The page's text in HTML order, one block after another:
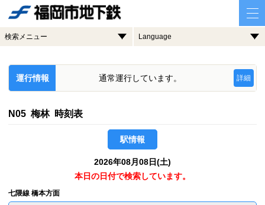
検索メニュー Language
運行情報 通常運行しています。 詳細
N05 梅林 時刻表
駅情報
2026年08月08日(土)
本日の日付で検索しています。
七隈線 橋本方面